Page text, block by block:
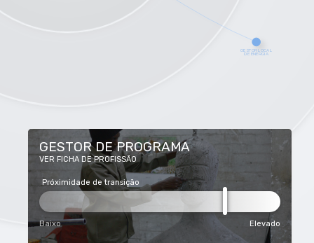
GESTOR DE PROGRAMA
VER FICHA DE PROFISSÃO
Próximidade de transição
Baixo Elevado